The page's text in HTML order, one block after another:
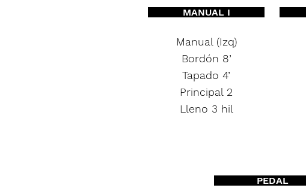
MANUAL I
Manual (Izq)
Bordón 8’
Tapado 4’
Principal 2
Lleno 3 hil
PEDAL